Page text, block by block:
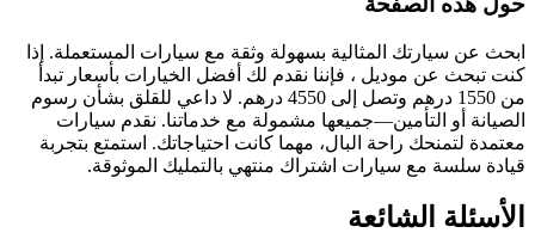
ابحث عن سيارتك المثالية بسهولة وثقة مع سيارات المستعملة. إذا
كنت تبحث عن موديل ، فإننا نقدم لك أفضل الخيارات بأسعار تبدأ
من 1550 درهم وتصل إلى 4550 درهم. لا داعي للقلق بشأن رسوم
الصيانة أو التأمين—جميعها مشمولة مع خدماتنا. نقدم سيارات
معتمدة لتمنحك راحة البال، مهما كانت احتياجاتك. استمتع بتجربة
قيادة سلسة مع سيارات اشتراك منتهي بالتمليك الموثوقة.
الأسئلة الشائعة